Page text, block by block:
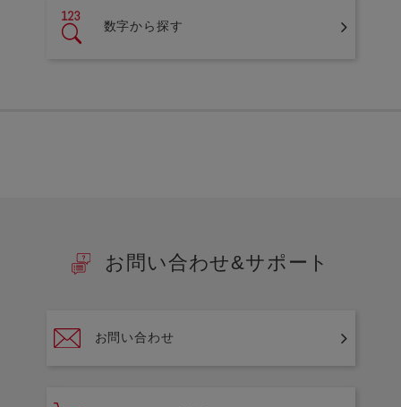
数字から探す
お問い合わせ&サポート
お問い合わせ